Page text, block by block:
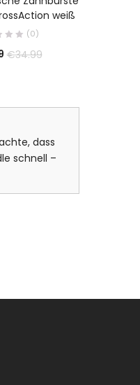
weiß
(0)
€34.99
dass
schnell –